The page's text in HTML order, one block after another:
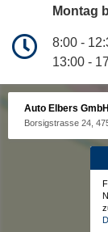
Montag
8:00 -
13:00 -
Auto Elbers GmbH
Borsigstrasse 24,